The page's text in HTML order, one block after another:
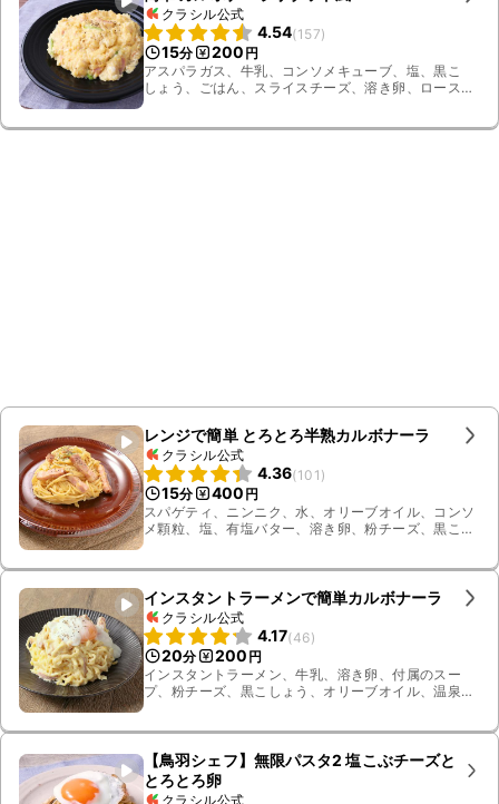
クラシル公式
4.54(157)
15分 200 円
アスパラガス、牛乳、コンソメキューブ、塩、黒こ
しょう、ごはん、スライスチーズ、溶き卵、ロースハ
レンジで簡単 とろとろ半熟カルボナーラ
クラシル公式
4.36(101 )
15分 400 円
スパゲティ、ニンニク、水、オリーブオイル、コンソ
メ顆粒、塩、有塩バター、溶き卵、粉チーズ、黒こ
インスタントラーメンで簡単カルボナーラ
クラシル公式
4.17(46)
20分 200 円
インスタントラーメン、牛乳、溶き卵、付属のスー
プ、粉チーズ、黒こしょう、オリーブオイル、温泉
【鳥羽シェフ】無限パスタ2 塩こぶチーズと
とろとろ卵
クラシル公式